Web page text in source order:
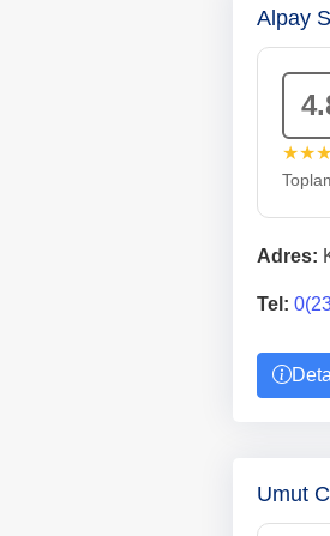
Alpay
Adres:
Tel:
Umut